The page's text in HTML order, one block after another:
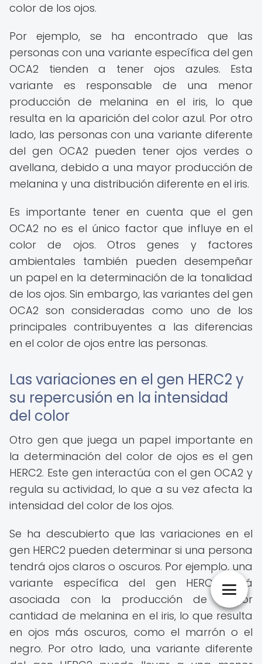
color de los ojos.
Por ejemplo, se ha encontrado que las
personas con una variante específica del gen
OCA2 tienden a tener ojos azules. Esta
variante es responsable de una menor
producción de melanina en el iris, lo que
resulta en la aparición del color azul. Por otro
lado, las personas con una variante diferente
del gen OCA2 pueden tener ojos verdes o
avellana, debido a una mayor producción de
melanina y una distribución diferente en el iris.
Es importante tener en cuenta que el gen
OCA2 no es el único factor que influye en el
color de ojos. Otros genes y factores
ambientales también pueden desempeñar
un papel en la determinación de la tonalidad
de los ojos. Sin embargo, las variantes del gen
OCA2 son consideradas como uno de los
principales contribuyentes a las diferencias
en el color de ojos entre las personas.
Las variaciones en el gen HERC2 y
su repercusión en la intensidad
del color
Otro gen que juega un papel importante en
la determinación del color de ojos es el gen
HERC2. Este gen interactúa con el gen OCA2 y
regula su actividad, lo que a su vez afecta la
intensidad del color de los ojos.
Se ha descubierto que las variaciones en el
gen HERC2 pueden determinar si una persona
tendrá ojos claros o oscuros. Por ejemplo, una
variante específica del gen HERC2 está
asociada con la producción de mayor
cantidad de melanina en el iris, lo que resulta
en ojos más oscuros, como el marrón o el
negro. Por otro lado, una variante diferente